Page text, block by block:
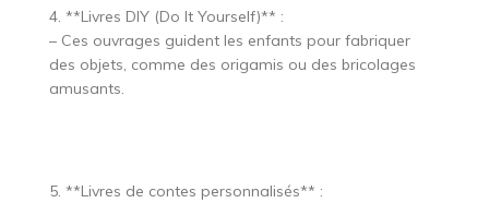
4. **Livres DIY (Do It Yourself)** :
– Ces ouvrages guident les enfants pour fabriquer
des objets, comme des origamis ou des bricolages
amusants.
5. **Livres de contes personnalisés** :